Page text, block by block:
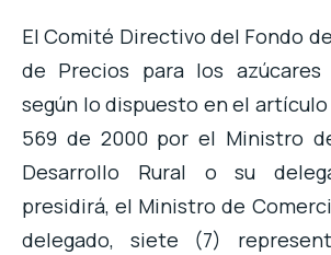
El Comité Directivo del Fondo
de Precios para los azúcares
según lo dispuesto en el
569 de 2000 por el Ministro
Desarrollo Rural o su
presidirá, el Ministro de
delegado, siete (7)